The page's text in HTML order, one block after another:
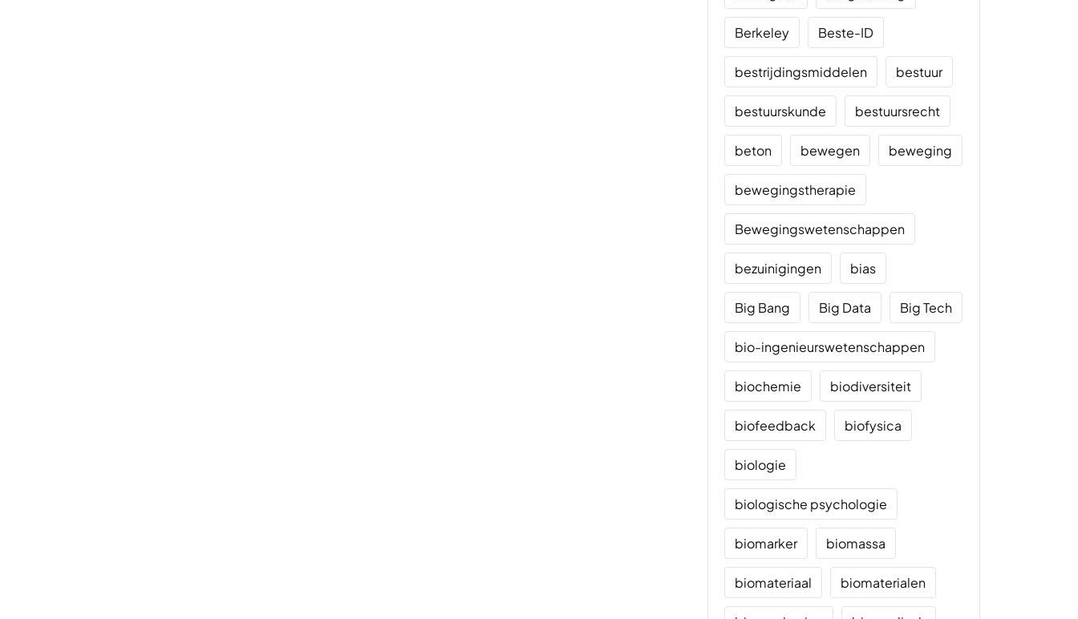
Berkeley Beste-ID
bestrijdingsmiddelen bestuur
bestuurskunde bestuursrecht
beton bewegen beweging
bewegingstherapie
Bewegingswetenschappen
bezuinigingen bias
Big Bang Big Data Big Tech
bio-ingenieurswetenschappen
biochemie biodiversiteit
biofeedback biofysica
biologie
biologische psychologie
biomarker biomassa
biomateriaal biomaterialen